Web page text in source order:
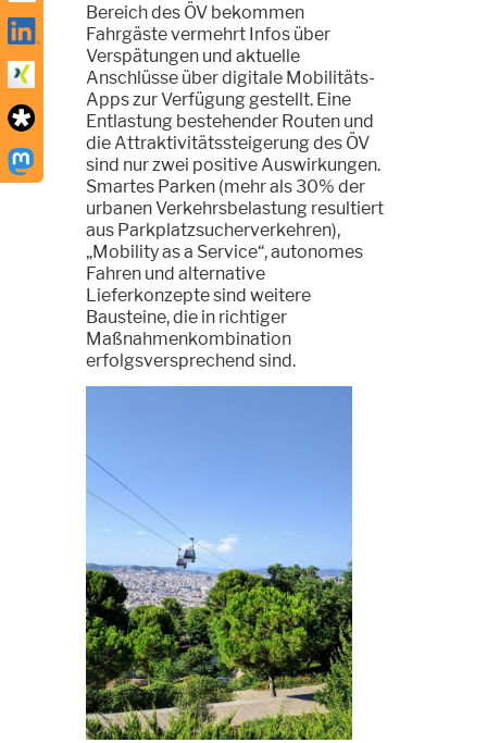
Bereich des ÖV bekommen
Fahrgäste vermehrt Infos über
Verspätungen und aktuelle
Anschlüsse über digitale Mobilitäts-
Apps zur Verfügung gestellt. Eine
Entlastung bestehender Routen und
die Attraktivitätssteigerung des ÖV
sind nur zwei positive Auswirkungen.
Smartes Parken (mehr als 30% der
urbanen Verkehrsbelastung resultiert
aus Parkplatzsucherverkehren),
„Mobility as a Service“, autonomes
Fahren und alternative
Lieferkonzepte sind weitere
Bausteine, die in richtiger
Maßnahmenkombination
erfolgsversprechend sind.